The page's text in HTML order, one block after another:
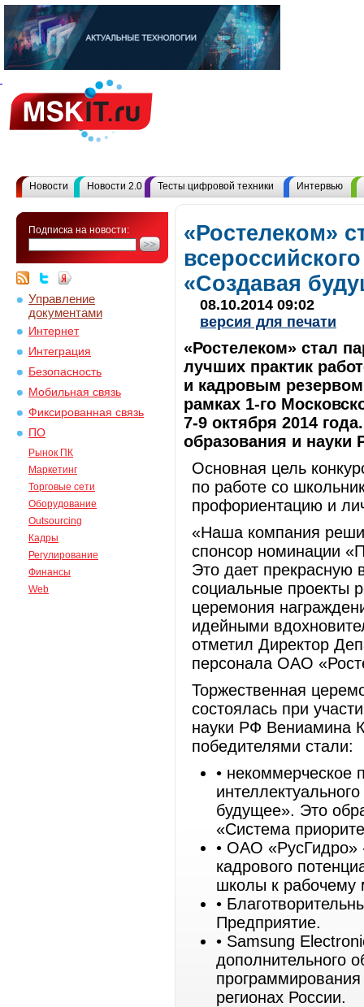
Новости Новости 2.0 Тесты цифровой техники Интервью
Подписка на новости:
Управление
документами
Интернет
Интеграция
Безопасность
Мобильная связь
Фиксированная связь
ПО
Рынок ПК
Маркетинг
Торговые сети
Оборудование
Outsourcing
Кадры
Регулирование
Финансы
Web
«Ростелеком»
«Создавая
08.10.2014 09:02
версия для печати
«Ростелеком» стал
лучших практик
и кадровым
рамках 1-го
7-9 октября 2014
образования и науки
Основная цель
по работе со
профориентацию и
«Наша компания
спонсор номинации
Это дает прекрасную
социальные проекты
церемония
идейными
отметил Директор
персонала ОАО
Торжественная
состоялась при
науки РФ Вениамина
победителями стали:
• некоммерческое
будущее». Это
«Система
• ОАО «РусГидро»
кадрового
школы к рабочему
•
Предприятие.
• Samsung
дополнительного
регионах России.